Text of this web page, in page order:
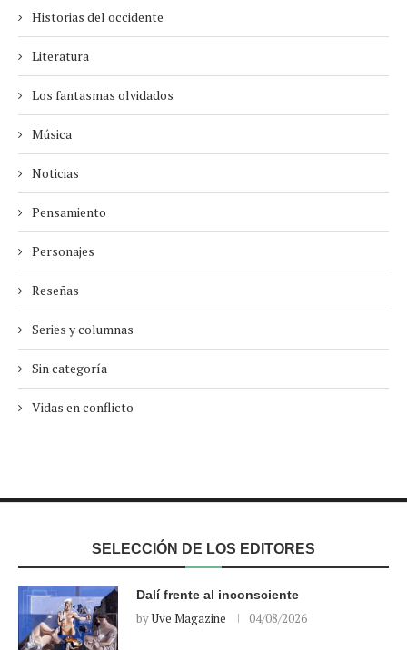
Historias del occidente
Literatura
Los fantasmas olvidados
Música
Noticias
Pensamiento
Personajes
Reseñas
Series y columnas
Sin categoría
Vidas en conflicto
SELECCIÓN DE LOS EDITORES
Dalí frente al inconsciente
byUve Magazine 04/08/2026